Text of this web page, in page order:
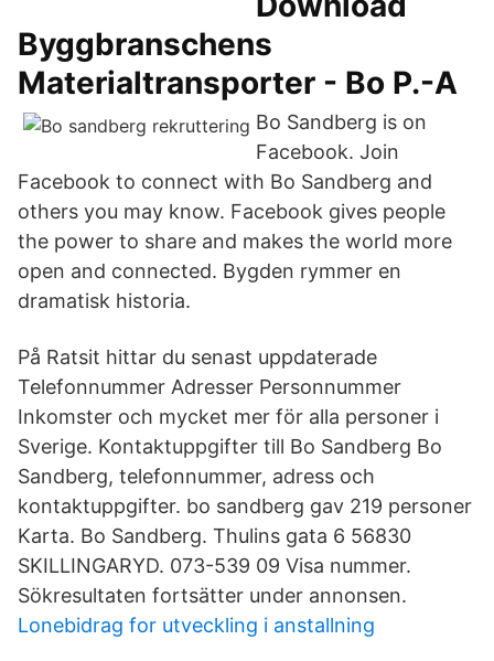
Byggbranschens
Materialtransporter - Bo P.-A
Bo Sandberg is on
Facebook. Join
Facebook to connect with Bo Sandberg and
others you may know. Facebook gives people
the power to share and makes the world more
open and connected. Bygden rymmer en
dramatisk historia.
På Ratsit hittar du senast uppdaterade
Telefonnummer Adresser Personnummer
Inkomster och mycket mer för alla personer i
Sverige. Kontaktuppgifter till Bo Sandberg Bo
Sandberg, telefonnummer, adress och
kontaktuppgifter. bo sandberg gav 219 personer
Karta. Bo Sandberg. Thulins gata 6 56830
SKILLINGARYD. 073-539 09 Visa nummer.
Sökresultaten fortsätter under annonsen.
Lonebidrag for utveckling i anstallning